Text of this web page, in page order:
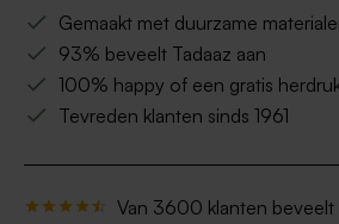
Gemaakt met duurzame
93% beveelt Tadaaz aan
100% happy of een gratis
Tevreden klanten sinds 1961
Van 3600 klanten